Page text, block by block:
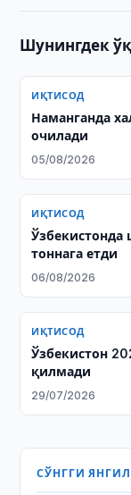
Шунингдек
ИҚТИСОД
Наманганда
очилади
05/08/2026
ИҚТИСОД
тоннага етди
06/08/2026
ИҚТИСОД
Ўзбекистон
қилмади
29/07/2026
СЎНГГИ